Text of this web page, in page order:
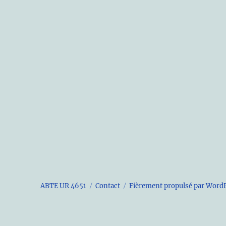
ABTE UR 4651 Contact Fièrement propulsé par